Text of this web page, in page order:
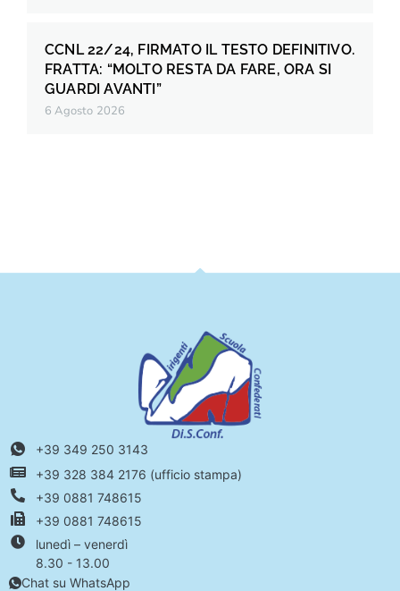
CCNL 22/24, FIRMATO IL TESTO DEFINITIVO.
FRATTA: “MOLTO RESTA DA FARE, ORA SI
GUARDI AVANTI”
6 Agosto 2026
+39 349 250 3143
+39 328 384 2176 (ufficio stampa)
+39 0881 748615
+39 0881 748615
lunedì – venerdì
8.30 - 13.00
Chat su WhatsApp